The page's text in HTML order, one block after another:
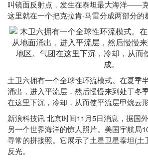
叫镜面反射点，发生在泰坦最大海洋——
这里就在一个把克拉肯-马雷分成两部分的
土卫六拥有一个全球性环流模式。在夏季
涌出，进入平流层，然后慢慢来到处于冬
在这里下沉，冷却，从而使平流层甲烷云形
新浪科技讯 北京时间11 月 5日消息，据国
另一个世界海洋的惊人照片。美国宇航局
寻常的拼接照。它展示了土星卫星泰坦(土
反光。